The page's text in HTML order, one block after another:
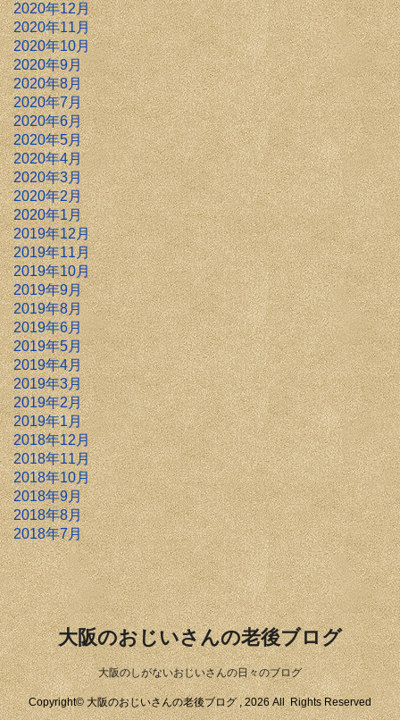
2020年12月
2020年11月
2020年10月
2020年9月
2020年8月
2020年7月
2020年6月
2020年5月
2020年4月
2020年3月
2020年2月
2020年1月
2019年12月
2019年11月
2019年10月
2019年9月
2019年8月
2019年6月
2019年5月
2019年4月
2019年3月
2019年2月
2019年1月
2018年12月
2018年11月
2018年10月
2018年9月
2018年8月
2018年7月
大阪のおじいさんの老後ブログ
大阪のしがないおじいさんの日々のブログ
Copyright© 大阪のおじいさんの老後ブログ , 2026 All Rights Reserved